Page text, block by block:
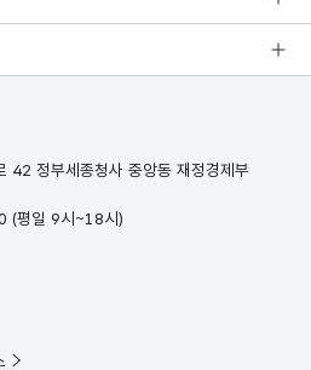
정부세종청사 중앙동 재정경제부
(평일 9시~18시)